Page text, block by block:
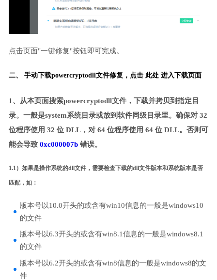
点击页面"一键修复"按钮即可完成。
二、 手动下载powercryptodll文件修复， 点击 此处 进入下载页面
1、从本页面搜索powercryptodll文件，下载并拷贝到指定目
录。一般是system系统目录或放到软件同级目录里。确保对 32
位程序使用 32 位 DLL，对 64 位程序使用 64 位 DLL。否则可
能会导致 0xc000007b错误。
1.1）如果是操作系统的dll文件，需要检查下载的dll文件版本和系统版本是否
匹配，如：
版本号以10.0开头的或含有win10信息的一般是windows10
的文件
版本号以6.3开头的或含有win8.1信息的一般是windows8.1
的文件
版本号以6.2开头的或含有win8信息的一般是windows8的文
件